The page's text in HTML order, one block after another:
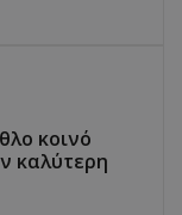
κοινό
καλύτερη